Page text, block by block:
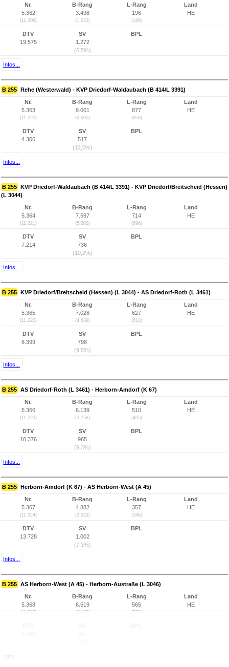
Nr.
5.362
(11.209)
B-Rang
3.498
(1.223)
L-Rang
196
(189)
Land
HE
DTV
19.575
SV
1.272
(6,5%)
BPL
Infos...
B 255 Rehe (Westerwald) - KVP Driedorf-Waldaubach (B 414/L 3391)
Nr.
5.363
(11.220)
B-Rang
9.001
(6.600)
L-Rang
877
(858)
Land
HE
DTV
4.306
SV
517
(12,0%)
BPL
Infos...
B 255 KVP Driedorf-Waldaubach (B 414/L 3391) - KVP Driedorf/Breitscheid (Hessen)
(L 3044)
Nr.
5.364
(11.221)
B-Rang
7.597
(5.202)
L-Rang
714
(696)
Land
HE
DTV
7.214
SV
736
(10,2%)
BPL
Infos...
B 255 KVP Driedorf/Breitscheid (Hessen) (L 3044) - AS Driedorf-Roth (L 3461)
Nr.
5.365
(11.222)
B-Rang
7.028
(4.639)
L-Rang
627
(612)
Land
HE
DTV
8.399
SV
798
(9,5%)
BPL
Infos...
B 255 AS Driedorf-Roth (L 3461) - Herborn-Amdorf (K 67)
Nr.
5.366
(11.223)
B-Rang
6.139
(3.758)
L-Rang
510
(495)
Land
HE
DTV
10.376
SV
965
(9,3%)
BPL
Infos...
B 255 Herborn-Amdorf (K 67) - AS Herborn-West (A 45)
Nr.
5.367
(11.224)
B-Rang
4.882
(2.522)
L-Rang
357
(346)
Land
HE
DTV
13.728
SV
1.002
(7,3%)
BPL
Infos...
B 255 AS Herborn-West (A 45) - Herborn-Austraße (L 3046)
Nr.
5.368
(11.225)
B-Rang
6.519
(4.135)
L-Rang
565
(550)
Land
HE
Infos...